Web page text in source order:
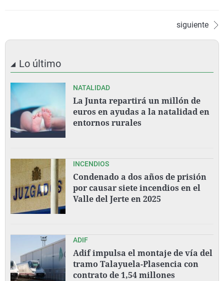
siguiente
Lo último
NATALIDAD
La Junta repartirá un millón de
euros en ayudas a la natalidad en
entornos rurales
INCENDIOS
Condenado a dos años de prisión
por causar siete incendios en el
Valle del Jerte en 2025
ADIF
Adif impulsa el montaje de vía del
tramo Talayuela-Plasencia con
contrato de 1,54 millones